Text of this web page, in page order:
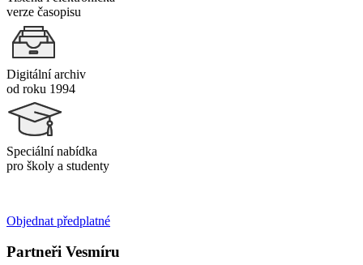
verze časopisu
Digitální archiv
od roku 1994
Speciální nabídka
pro školy a studenty
Objednat předplatné
Partneři Vesmíru